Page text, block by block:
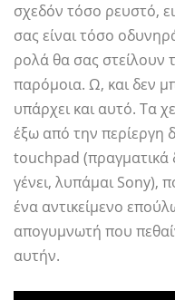
σχεδόν τόσο ρευστό,
σας είναι τόσο
ρολά θα σας στείλουν
παρόμοια. Ω, και δεν
υπάρχει και αυτό. Τα
έξω από την περίεργη
touchpad (πραγματικά
γένει, λυπάμαι Sony),
ένα αντικείμενο
απογυμνωτή που
αυτήν.